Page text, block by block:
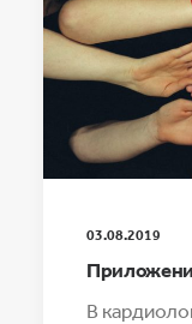
03.08.2019
В